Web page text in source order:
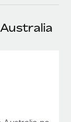
empresariales
globales
con IA.